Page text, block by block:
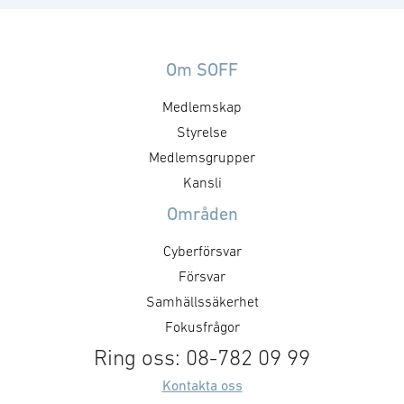
utefter en årligt fastställd
mål och aktiviteter. Syftet med
mötet är att utveckla föreningens
positioner inom cyberområdet,
att besluta om kommande
samt att nätverka mellan
Målsättningen är att det ska …
Om SOFF
Medlemskap
Styrelse
Medlemsgrupper
Kansli
Områden
Cyberförsvar
Försvar
Samhällssäkerhet
Fokusfrågor
Ring oss: 08-782 09 99
Kontakta oss